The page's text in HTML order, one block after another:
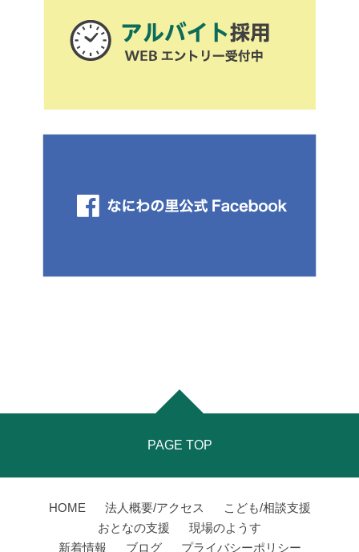
PAGE TOP
HOME 法人概要/アクセス
こども/相談支援
おとなの支援
現場のようす
新着情報
ブログ プライバシーポリシー